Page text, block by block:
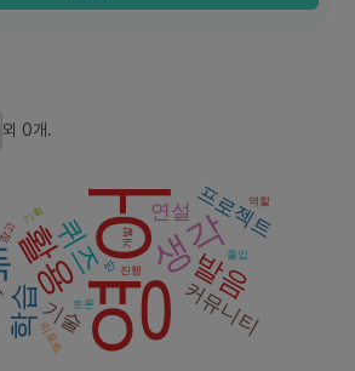
및 직장인 중 영어 실력 향상을 목표로 하
갖춰져 있으며, 보다 유창한 영어 발음과
교정 및 스피킹 능력 강화 외에도, 국제 업무
것입니다. 이 시기에는 커뮤니티의 추천 시
를 통해 지속적인 학습 동기를 부여받을 수 있
.
영어 학습 및 문화적 이해를 목표로 하는
종사자(예: 유학 준비생, 외교관 등)들이 주요
깊이 있는 콘텐츠와 전문적 스피킹 존잘을
외 0개.
영어생각
활용
학습
발음
퀴즈
프로젝트
기술 커뮤니티
연설
참고
진행
토론
리포트
반
졸업
역할
기획
개발